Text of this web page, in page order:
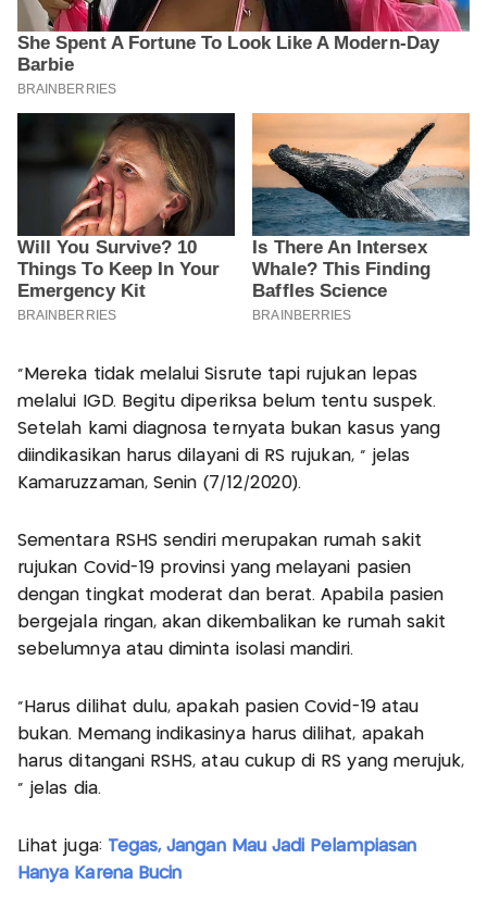
"Mereka tidak melalui Sisrute tapi rujukan lepas
melalui IGD. Begitu diperiksa belum tentu suspek.
Setelah kami diagnosa ternyata bukan kasus yang
diindikasikan harus dilayani di RS rujukan, " jelas
Kamaruzzaman, Senin (7/12/2020).
Sementara RSHS sendiri merupakan rumah sakit
rujukan Covid-19 provinsi yang melayani pasien
dengan tingkat moderat dan berat. Apabila pasien
bergejala ringan, akan dikembalikan ke rumah sakit
sebelumnya atau diminta isolasi mandiri.
"Harus dilihat dulu, apakah pasien Covid-19 atau
bukan. Memang indikasinya harus dilihat, apakah
harus ditangani RSHS, atau cukup di RS yang merujuk,
" jelas dia.
Lihat juga: Tegas, Jangan Mau Jadi Pelampiasan
Hanya Karena Bucin